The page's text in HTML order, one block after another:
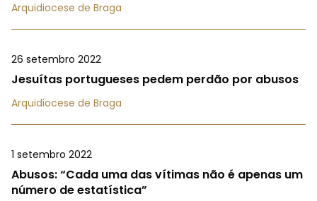
Arquidiocese de Braga
26 setembro 2022
Jesuítas portugueses pedem perdão por abusos
Arquidiocese de Braga
1 setembro 2022
Abusos: “Cada uma das vítimas não é apenas um
número de estatística”